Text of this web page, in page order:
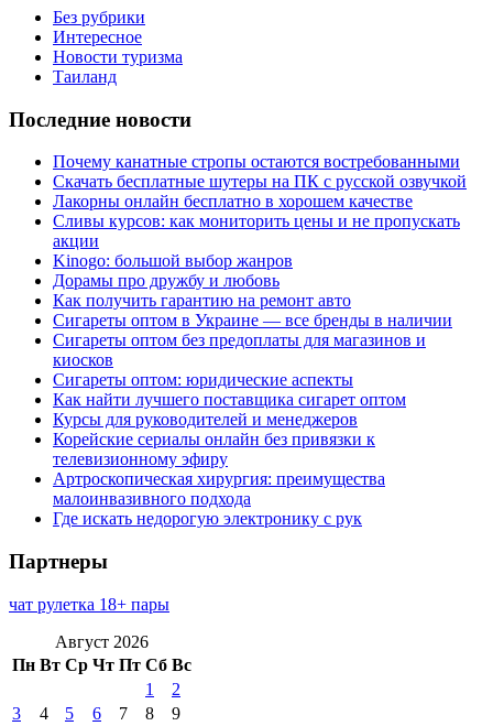
Без рубрики
Интересное
Новости туризма
Таиланд
Последние новости
Почему канатные стропы остаются востребованными
Скачать бесплатные шутеры на ПК с русской озвучкой
Лакорны онлайн бесплатно в хорошем качестве
Сливы курсов: как мониторить цены и не пропускать
акции
Kinogo: большой выбор жанров
Дорамы про дружбу и любовь
Как получить гарантию на ремонт авто
Сигареты оптом в Украине — все бренды в наличии
Сигареты оптом без предоплаты для магазинов и
киосков
Сигареты оптом: юридические аспекты
Как найти лучшего поставщика сигарет оптом
Курсы для руководителей и менеджеров
Корейские сериалы онлайн без привязки к
телевизионному эфиру
Артроскопическая хирургия: преимущества
малоинвазивного подхода
Где искать недорогую электронику с рук
Партнеры
чат рулетка 18+ пары
Август 2026
Пн Вт Ср Чт Пт Сб Вс
1
2
3
4 5 6 7 8
9